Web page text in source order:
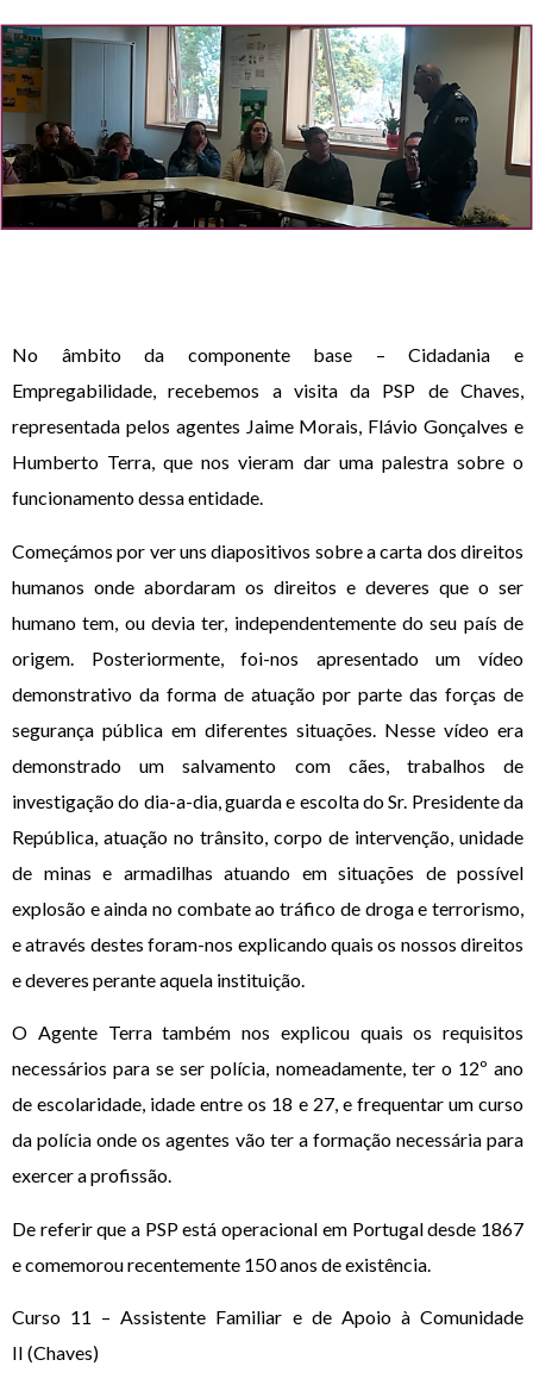
No âmbito da componente base – Cidadania e
Empregabilidade, recebemos a visita da PSP de Chaves,
representada pelos agentes Jaime Morais, Flávio Gonçalves e
Humberto Terra, que nos vieram dar uma palestra sobre o
funcionamento dessa entidade.
Começámos por ver uns diapositivos sobre a carta dos direitos
humanos onde abordaram os direitos e deveres que o ser
humano tem, ou devia ter, independentemente do seu país de
origem. Posteriormente, foi-nos apresentado um vídeo
demonstrativo da forma de atuação por parte das forças de
segurança pública em diferentes situações. Nesse vídeo era
demonstrado um salvamento com cães, trabalhos de
investigação do dia-a-dia, guarda e escolta do Sr. Presidente da
República, atuação no trânsito, corpo de intervenção, unidade
de minas e armadilhas atuando em situações de possível
explosão e ainda no combate ao tráfico de droga e terrorismo,
e através destes foram-nos explicando quais os nossos direitos
e deveres perante aquela instituição.
O Agente Terra também nos explicou quais os requisitos
necessários para se ser polícia, nomeadamente, ter o 12º ano
de escolaridade, idade entre os 18 e 27, e frequentar um curso
da polícia onde os agentes vão ter a formação necessária para
exercer a profissão.
De referir que a PSP está operacional em Portugal desde 1867
e comemorou recentemente 150 anos de existência.
Curso 11 – Assistente Familiar e de Apoio à Comunidade
II (Chaves)